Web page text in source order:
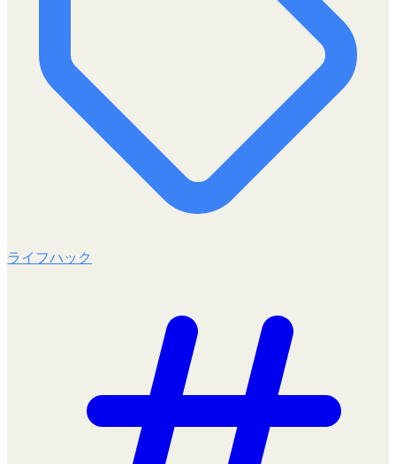
ライフハック